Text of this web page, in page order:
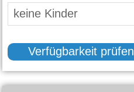
Verfügbarkeit prüfen